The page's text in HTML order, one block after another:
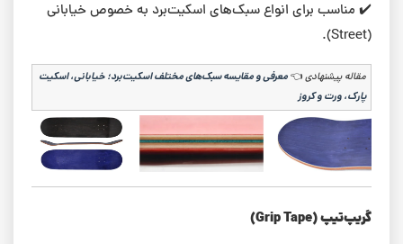
✔️ مناسب برای انواع سبک‌های اسکیت‌برد به خصوص خیابانی
(Street).
مقاله پیشنهادی👈معرفی و مقایسه سبک‌های مختلف اسکیت‌برد؛ خیابانی، اسکیت
پارک، ورت و کروز
گریپ‌تیپ (Grip Tape)